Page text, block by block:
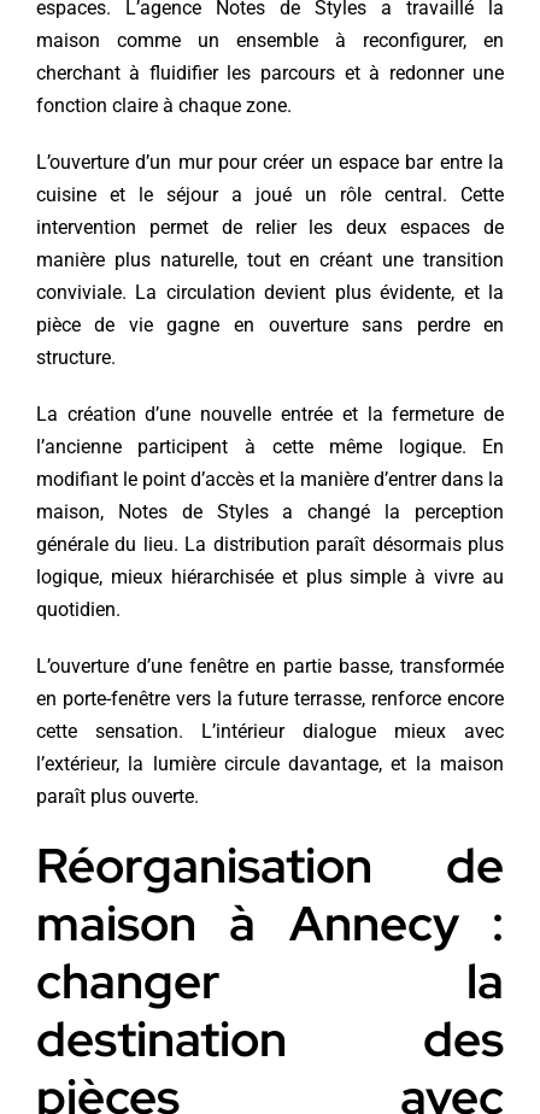
espaces. L’agence Notes de Styles a travaillé la
maison comme un ensemble à reconfigurer, en
cherchant à fluidifier les parcours et à redonner une
fonction claire à chaque zone.
L’ouverture d’un mur pour créer un espace bar entre la
cuisine et le séjour a joué un rôle central. Cette
intervention permet de relier les deux espaces de
manière plus naturelle, tout en créant une transition
conviviale. La circulation devient plus évidente, et la
pièce de vie gagne en ouverture sans perdre en
structure.
La création d’une nouvelle entrée et la fermeture de
l’ancienne participent à cette même logique. En
modifiant le point d’accès et la manière d’entrer dans la
maison, Notes de Styles a changé la perception
générale du lieu. La distribution paraît désormais plus
logique, mieux hiérarchisée et plus simple à vivre au
quotidien.
L’ouverture d’une fenêtre en partie basse, transformée
en porte-fenêtre vers la future terrasse, renforce encore
cette sensation. L’intérieur dialogue mieux avec
l’extérieur, la lumière circule davantage, et la maison
paraît plus ouverte.
Réorganisation de
maison à Annecy :
changer la
destination des
pièces avec